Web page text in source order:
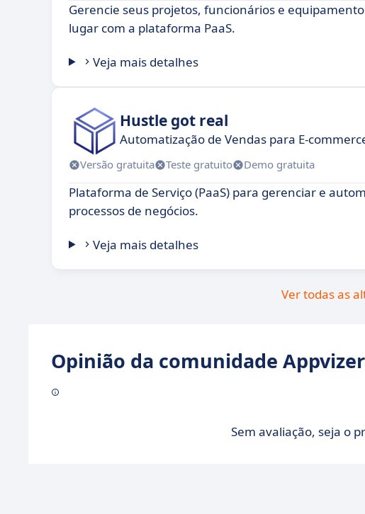
Gerencie seus projetos, funcionários e
lugar com a plataforma PaaS.
Veja mais detalhes
Hustle got real
Automatização de Vendas para E-
Versão gratuita Teste gratuito Demo gratuita
Plataforma de Serviço (PaaS) para gerenciar e
processos de negócios.
Veja mais detalhes
Ver todas as
Opinião da comunidade
Sem avaliação, seja o